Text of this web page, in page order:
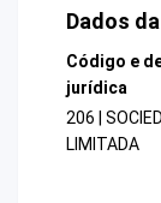
Dados
Código e
jurídica
206 |
LIMITADA